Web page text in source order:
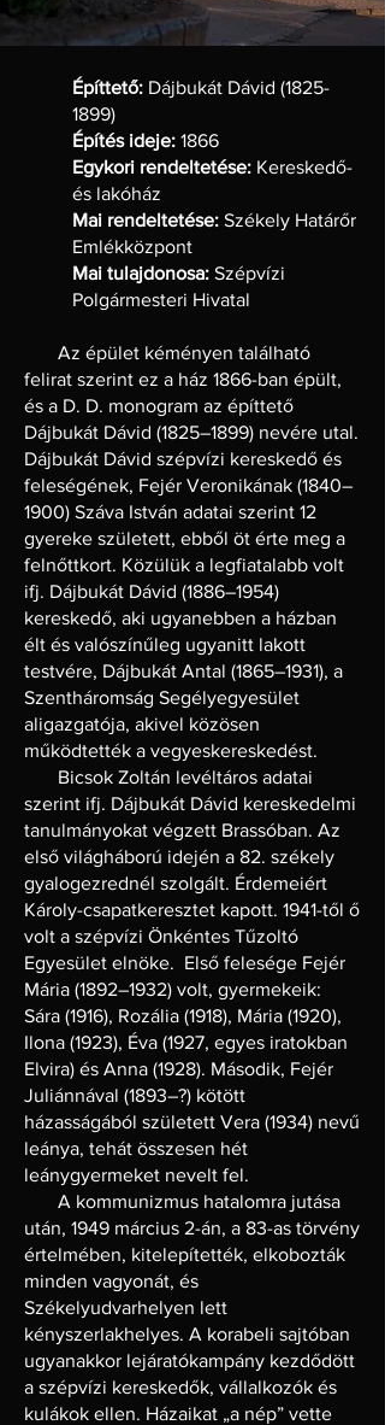
Építtető: Dájbukát Dávid (1825-
1899)
Építés ideje: 1866
Egykori rendeltetése: Kereskedő-
és lakóház
Mai rendeltetése: Székely Határőr
Emlékközpont
Mai tulajdonosa: Szépvízi
Polgármesteri Hivatal
Az épület kéményen található
felirat szerint ez a ház 1866-ban épült,
és a D. D. monogram az építtető
Dájbukát Dávid (1825–1899) nevére utal.
Dájbukát Dávid szépvízi kereskedő és
feleségének, Fejér Veronikának (1840–
1900) Száva István adatai szerint 12
gyereke született, ebből öt érte meg a
felnőttkort. Közülük a legfiatalabb volt
ifj. Dájbukát Dávid (1886–1954)
kereskedő, aki ugyanebben a házban
élt és valószínűleg ugyanitt lakott
testvére, Dájbukát Antal (1865–1931), a
Szentháromság Segélyegyesület
aligazgatója, akivel közösen
működtették a vegyeskereskedést.
Bicsok Zoltán levéltáros adatai
szerint ifj. Dájbukát Dávid kereskedelmi
tanulmányokat végzett Brassóban. Az
első világháború idején a 82. székely
gyalogezrednél szolgált. Érdemeiért
Károly-csapatkeresztet kapott. 1941-től ő
volt a szépvízi Önkéntes Tűzoltó
Egyesület elnöke. Első felesége Fejér
Mária (1892–1932) volt, gyermekeik:
Sára (1916), Rozália (1918), Mária (1920),
Ilona (1923), Éva (1927, egyes iratokban
Elvira) és Anna (1928). Második, Fejér
Juliánnával (1893–?) kötött
házasságából született Vera (1934) nevű
leánya, tehát összesen hét
leánygyermeket nevelt fel.
A kommunizmus hatalomra jutása
után, 1949 március 2-án, a 83-as törvény
értelmében, kitelepítették, elkobozták
minden vagyonát, és
Székelyudvarhelyen lett
kényszerlakhelyes. A korabeli sajtóban
ugyanakkor lejáratókampány kezdődött
a szépvízi kereskedők, vállalkozók és
kulákok ellen. Házaikat „a nép” vette